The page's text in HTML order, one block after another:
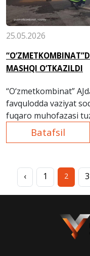
25.05.2026
MASHQI O‘TKAZILDI
“O‘zmetkombinat”
favqulodda vaziyat
fuqaro muhofazasi
harakatlari”
o‘tkazildi.
Batafsil
‹ 1 2 3